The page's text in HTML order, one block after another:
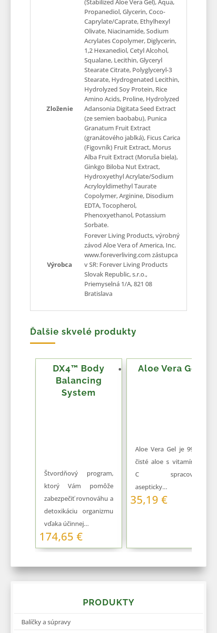
Zloženie
(Stabilized Aloe Vera Gel), Aqua,
Propanediol, Glycerin, Coco-
Caprylate/Caprate, Ethylhexyl
Olivate, Niacinamide, Sodium
Acrylates Copolymer, Diglycerin,
1,2 Hexanediol, Cetyl Alcohol,
Squalane, Lecithin, Glyceryl
Stearate Citrate, Polyglyceryl-3
Stearate, Hydrogenated Lecithin,
Hydrolyzed Soy Protein, Rice
Amino Acids, Proline, Hydrolyzed
Adansonia Digitata Seed Extract
(ze semien baobabu), Punica
Granatum Fruit Extract
(granátového jablká), Ficus Carica
(Figovník) Fruit Extract, Morus
Alba Fruit Extract (Moruša biela),
Ginkgo Biloba Nut Extract,
Hydroxyethyl Acrylate/Sodium
Acryloyldimethyl Taurate
Copolymer, Arginine, Disodium
EDTA, Tocopherol,
Phenoxyethanol, Potassium
Sorbate.
Výrobca
Forever Living Products, výrobný
závod Aloe Vera of America, Inc.
www.foreverliving.com zástupca
v SR: Forever Living Products
Slovak Republic, s.r.o.,
Priemyselná 1/A, 821 08
Bratislava
Ďalšie skvelé produkty
DX4™ Body
Balancing
System
Štvordňový program,
ktorý Vám pomôže
zabezpečiť rovnováhu a
detoxikáciu organizmu
vďaka účinnej…
174,65€
Aloe Vera Gel
Aloe Vera Gel je 99,7%
čisté aloe s vitamínom
C spracované
asepticky…
35,19 €
PRODUKTY
Balíčky a súpravy